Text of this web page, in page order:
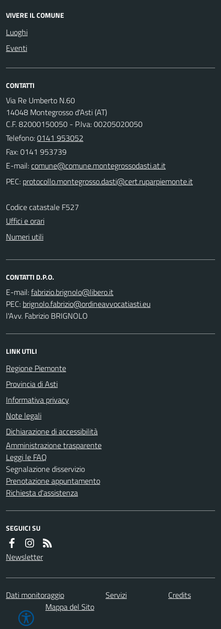
VIVERE IL COMUNE
Luoghi
Eventi
CONTATTI
Via Re Umberto N.60
14048 Montegrosso d'Asti (AT)
C.F. 82000150050 - P.Iva: 00205020050
Telefono:0141 953052
Fax: 0141 953739
E-mail:
PEC:
Codice catastale F527
Uffici e orari
Numeri utili
CONTATTI D.P.O.
E-mail:
PEC:
l'Avv. Fabrizio BRIGNOLO
LINK UTILI
Regione Piemonte
Provincia di Asti
Informativa privacy
Note legali
Dichiarazione di accessibilità
Amministrazione trasparente
Leggi le FAQ
Segnalazione disservizio
Prenotazione appuntamento
Richiesta d'assistenza
SEGUICI SU
Newsletter
Dati monitoraggio Servizi
Credits
Mappa del Sito